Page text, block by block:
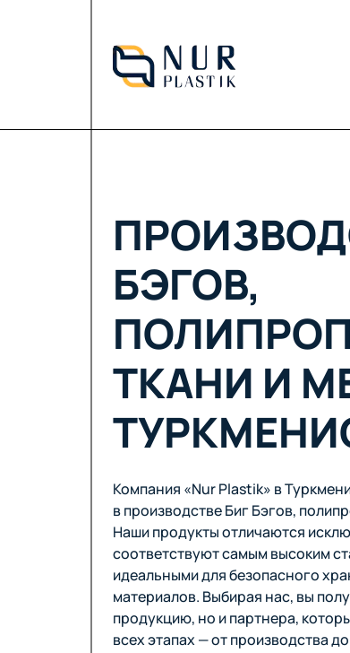
БЭГОВ,
ТКАНИ И
Компания «Nur Plastik» в
в производстве Биг Бэгов,
Наши продукты отличаются
соответствуют самым высоким
идеальными для безопасного
материалов. Выбирая нас, вы
продукцию, но и партнера,
всех этапах — от производства